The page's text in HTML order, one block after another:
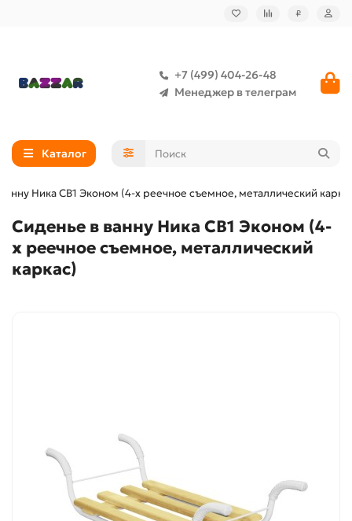
₽
+7 (499) 404-26-48
Менеджер в телеграм
Каталог
Ника СВ1 Эконом (4-х реечное съемное, металлический
Сиденье в ванну Ника СВ1 Эконом (4-
х реечное съемное, металлический
каркас)